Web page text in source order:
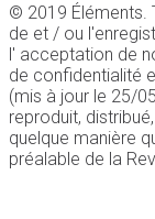
© 2019 Éléments.
de et / ou
l' acceptation de
de confidentialité
(mis à jour le 25/
reproduit,
quelque manière
préalable de la